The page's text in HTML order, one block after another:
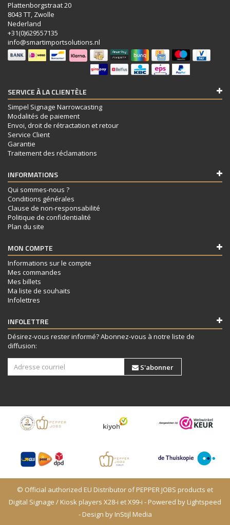
Plattenborgstraat 20
8043 TT, Zwolle
Nederland
+31(0)629557135
info@smartimportsolutions.nl
SERVICE À LA CLIENTÈLE
Simpel Signage Narrowcasting
Modalités de paiement
Envoi, droit de rétractation et retour
Service Client
Garantie
Traitement des réclamations
INFORMATIONS
Qui sommes-nous ?
Conditions générales
Clause de non-responsabilité
Politique de confidentialité
Plan du site
MON COMPTE
Informations sur le compte
Mes commandes
Mes billets
Ma liste de souhaits
Infolettres
INFOLETTRE
Désirez-vous rester informé? Abonnez-vous à notre liste de
diffusion:
S'abonner
© Official authorized EU Distributor of PEPPER JOBS products et
Digital Signage / Kiosk players X28-i et X99-i - Powered by Lightspeed
- Design by InStijl Media